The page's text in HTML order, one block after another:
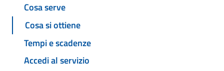
Cosa serve
Cosa si ottiene
Tempi e scadenze
Accedi al servizio